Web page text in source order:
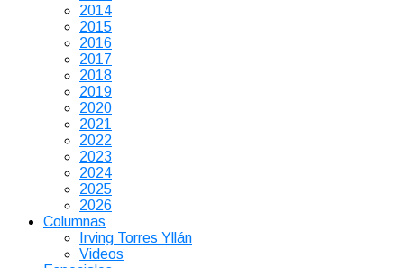
2014
2015
2016
2017
2018
2019
2020
2021
2022
2023
2024
2025
2026
Columnas
Irving Torres Yllán
Videos